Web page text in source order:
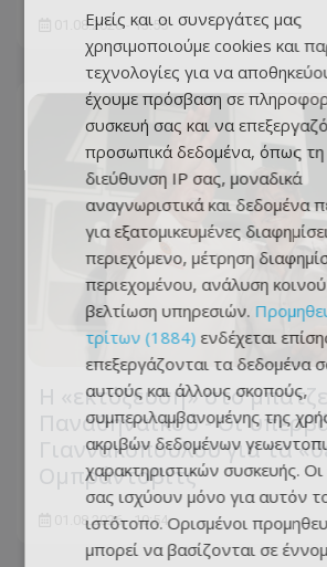
01.08.2026 - 13:55
Η «εκτόξευση» στο
Παναθηναϊκού - Οι
Γιαννακόπουλου για τα
Ομπράντοβιτς
01.08.2026 - 10:54
Εμείς και οι συνεργάτες μας
χρησιμοποιούμε cookies και
τεχνολογίες για να
έχουμε πρόσβαση σε
συσκευή σας και να
προσωπικά δεδομένα, όπως τη
διεύθυνση IP σας, μοναδικά
αναγνωριστικά και δεδομένα
για εξατομικευμένες
περιεχόμενο, μέτρηση
περιεχομένου, ανάλυση κοινού
βελτίωση υπηρεσιών.
τρίτων (1884) ενδέχεται
επεξεργάζονται τα δεδομένα
αυτούς και άλλους σκοπούς,
συμπεριλαμβανομένης της
ακριβών δεδομένων
χαρακτηριστικών συσκευής. Οι
σας ισχύουν μόνο για αυτόν
ιστότοπο. Ορισμένοι
μπορεί να βασίζονται σε